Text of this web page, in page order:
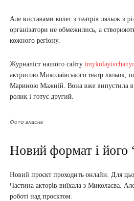
Але виставами колег з театрів ляльок з
організатори не обмежились, а
кожного регіону.
Журналіст нашого сайту
актрисою Миколаївського театр ляльок,
Мариною Мажній. Вона вже випустила в
ролик і готує другий.
Фото власне
Новий формат і його
Новий проєкт проходить онлайн. Для
Частина акторів виїхала з Миколаєва.
роботі над проєктом.